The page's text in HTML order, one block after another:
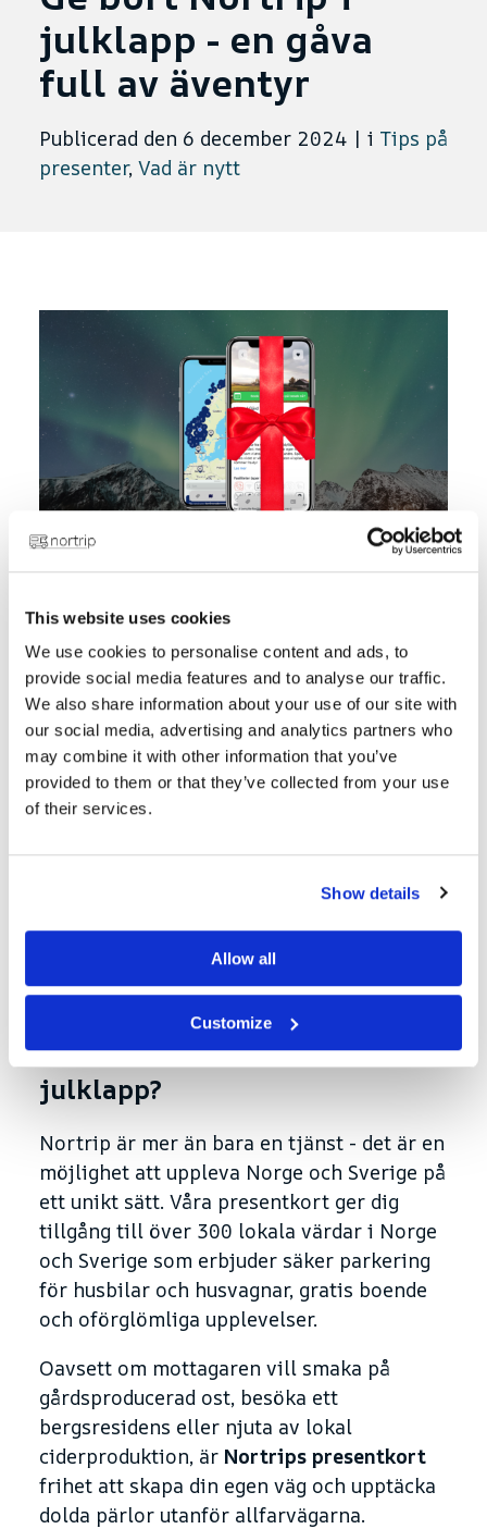
This website uses cookies
We use cookies to personalise content and ads, to
provide social media features and to analyse our traffic.
We also share information about your use of our site with
our social media, advertising and analytics partners who
may combine it with other information that you’ve
provided to them or that they’ve collected from your use
of their services.
Show details
Allow all
Customize
julklapp - en gåva
full av äventyr
Publicerad den 6 december 2024 | i Tips på
presenter, Vad är nytt
Funderar du på vad du ska
ge i julklapp till den som
har allt?
Med ett presentkort från Nortrip ger du
inte bara en fysisk gåva, utan en hel värld
av upplevelser, frihet och äventyr. För alla
uppleva autentisk norsk och svensk
gårdskultur, är detta den perfekta
Varför välja Nortrip som din
julklapp?
Nortrip är mer än bara en tjänst - det är en
möjlighet att uppleva Norge och Sverige på
ett unikt sätt. Våra presentkort ger dig
tillgång till över 300 lokala värdar i Norge
och Sverige som erbjuder säker parkering
för husbilar och husvagnar, gratis boende
och oförglömliga upplevelser.
Oavsett om mottagaren vill smaka på
gårdsproducerad ost, besöka ett
bergsresidens eller njuta av lokal
ciderproduktion, är Nortrips presentkort
frihet att skapa din egen väg och upptäcka
dolda pärlor utanför allfarvägarna.